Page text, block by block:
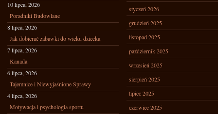
10 lipca, 2026
Poradniki Budowlane
8 lipca, 2026
Jak dobierać zabawki do wieku dziecka
7 lipca, 2026
Kanada
6 lipca, 2026
Tajemnice i Niewyjaśnione Sprawy
4 lipca, 2026
Motywacja i psychologia sportu
styczeń 2026
grudzień 2025
listopad 2025
październik 2025
wrzesień 2025
sierpień 2025
lipiec 2025
czerwiec 2025